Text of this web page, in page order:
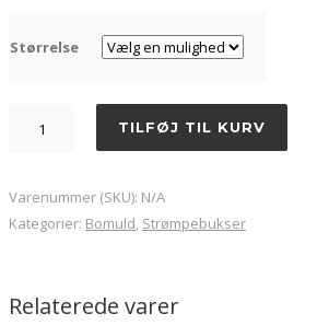
Størrelse
prikker
-
antal
TILFØJ TIL KURV
Varenummer (SKU): N/A
Kategorier: Bomuld, Strømpebukser
Relaterede varer